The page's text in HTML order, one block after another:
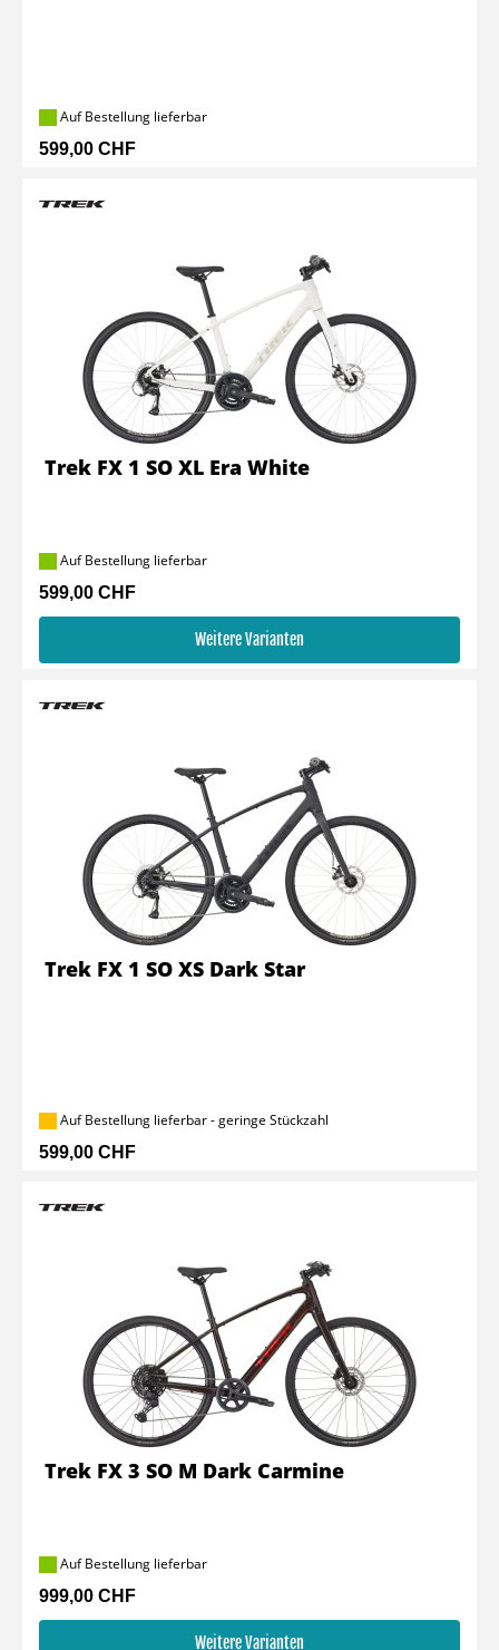
Auf Bestellung lieferbar
599,00 CHF
Auf Bestellung lieferbar
599,00 CHF
Weitere Varianten
Trek FX 1 SO XL Era White
Auf Bestellung lieferbar - geringe Stückzahl
599,00 CHF
Trek FX 1 SO XS Dark Star
Auf Bestellung lieferbar
999,00 CHF
Weitere Varianten
Trek FX 3 SO M Dark Carmine